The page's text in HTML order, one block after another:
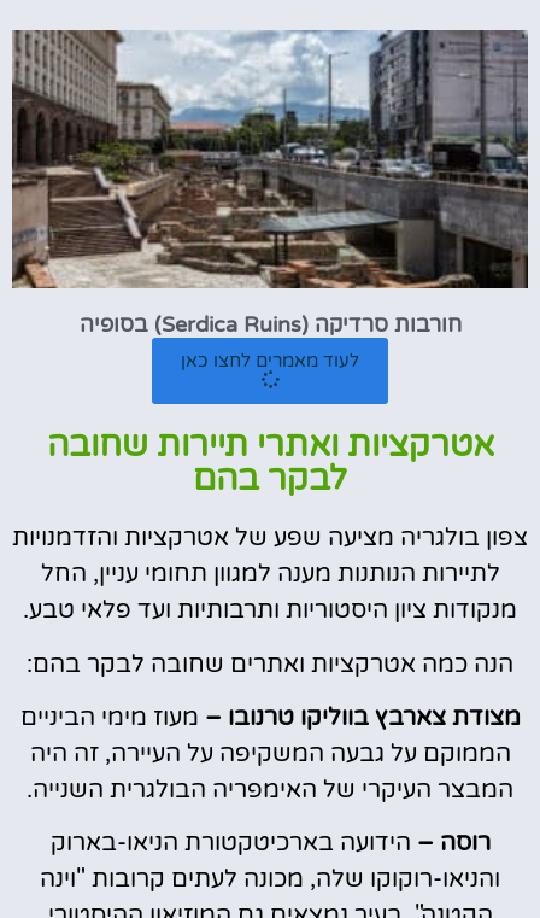
חורבות סרדיקה (Serdica Ruins) בסופיה
לעוד מאמרים לחצו כאן
אטרקציות ואתרי תיירות שחובה
לבקר בהם
צפון בולגריה מציעה שפע של אטרקציות והזדמנויות
לתיירות הנותנות מענה למגוון תחומי עניין, החל
מנקודות ציון היסטוריות ותרבותיות ועד פלאי טבע.
הנה כמה אטרקציות ואתרים שחובה לבקר בהם:
מצודת צארבץ בווליקו טרנובו – מעוז מימי הביניים
הממוקם על גבעה המשקיפה על העיירה, זה היה
המבצר העיקרי של האימפריה הבולגרית השנייה.
רוסה – הידועה בארכיטקטורת הניאו-בארוק
והניאו-רוקוקו שלה, מכונה לעתים קרובות "וינה